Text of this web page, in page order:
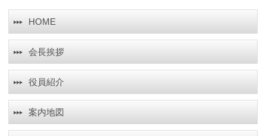
HOME
会長挨拶
役員紹介
案内地図